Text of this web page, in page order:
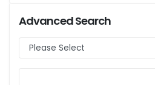
Advanced Search